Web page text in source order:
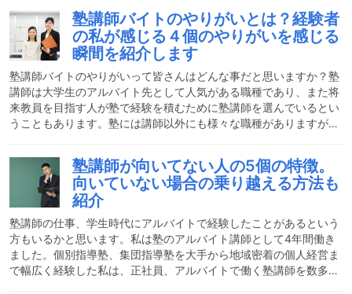
がいを感じられます。今回はそんな塾講師に未経験でもスムーズに
働ける方法を紹介します。塾講師の仕事前述通り、塾講師の中心業
務は塾生に授業を行うことです。塾の経営規模や指導形態に左右さ
れますが、今回は小学生～高校生を対象にした小規模な学習塾を想
定して業務内容を紹介します。塾講師の仕事内容塾講師は、一般的
塾講師バイトのやりがいとは？経験者
の私が感じる４個のやりがいを感じる
瞬間を紹介します
塾講師バイトのやりがいって皆さんはどんな事だと思いますか？塾
講師は大学生のアルバイト先として人気がある職種であり、また将
来教員を目指す人が塾で経験を積むために塾講師を選んでいるとい
うこともあります。塾には講師以外にも様々な職種がありますが、
ただきます。また、この職業で身に付くスキルや必要な資格、向い
ている人の特徴についてもご紹介していきたいと思います。学習塾
に通う子どもの割合やデータある調査データによると、学習塾の総
数は全国に約49,000校あり、これは全国の小中学校の総数よりも
多いそうです。また中学3年生の通塾割合は、全国の中学3年
塾講師が向いてない人の5個の特徴。
向いていない場合の乗り越える方法も
紹介
塾講師の仕事、学生時代にアルバイトで経験したことがあるという
方もいるかと思います。私は塾のアルバイト講師として4年間働き
ました。個別指導塾、集団指導塾を大手から地域密着の個人経営ま
で幅広く経験した私は、正社員、アルバイトで働く塾講師を数多く